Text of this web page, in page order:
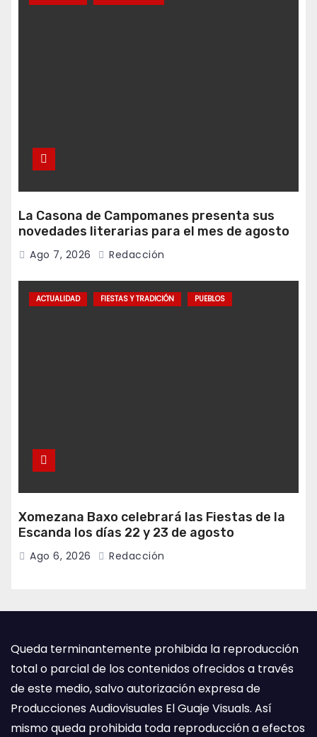
La Casona de Campomanes presenta sus
novedades literarias para el mes de agosto
Ago 7, 2026 Redacción
ACTUALIDAD FIESTAS Y TRADICIÓN PUEBLOS
Xomezana Baxo celebrará las Fiestas de la
Escanda los días 22 y 23 de agosto
Ago 6, 2026 Redacción
Queda terminantemente prohibida la reproducción
total o parcial de los contenidos ofrecidos a través
de este medio, salvo autorización expresa de
Producciones Audiovisuales El Guaje Visuals. Así
mismo queda prohibida toda reproducción a efectos